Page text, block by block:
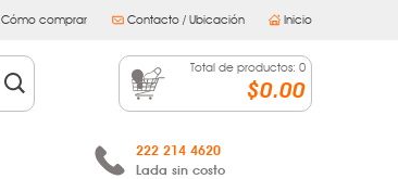
Cómo comprar Contacto / Ubicación Inicio
Total de productos: 0
$0.00
222 214 4620
Lada sin costo